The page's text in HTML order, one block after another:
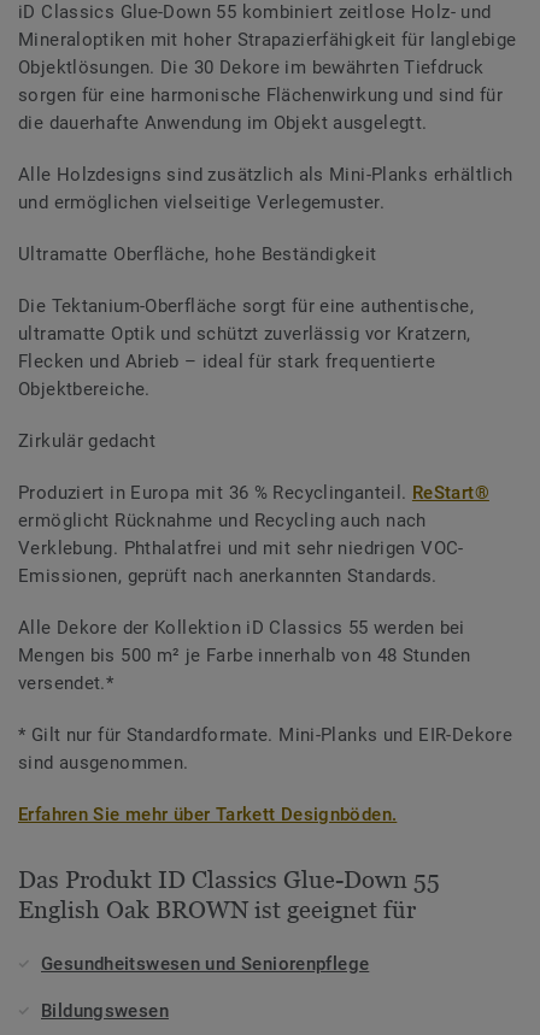
iD Classics Glue-Down 55 kombiniert zeitlose Holz- und
Mineraloptiken mit hoher Strapazierfähigkeit für langlebige
Objektlösungen. Die 30 Dekore im bewährten Tiefdruck
sorgen für eine harmonische Flächenwirkung und sind für
die dauerhafte Anwendung im Objekt ausgelegtt.
Alle Holzdesigns sind zusätzlich als Mini-Planks erhältlich
und ermöglichen vielseitige Verlegemuster.
Ultramatte Oberfläche, hohe Beständigkeit
Die Tektanium-Oberfläche sorgt für eine authentische,
ultramatte Optik und schützt zuverlässig vor Kratzern,
Flecken und Abrieb – ideal für stark frequentierte
Objektbereiche.
Zirkulär gedacht
Produziert in Europa mit 36 % Recyclinganteil. ReStart®
ermöglicht Rücknahme und Recycling auch nach
Verklebung. Phthalatfrei und mit sehr niedrigen VOC-
Emissionen, geprüft nach anerkannten Standards.
Alle Dekore der Kollektion iD Classics 55 werden bei
Mengen bis 500 m² je Farbe innerhalb von 48 Stunden
versendet.*
* Gilt nur für Standardformate. Mini-Planks und EIR-Dekore
sind ausgenommen.
Erfahren Sie mehr über Tarkett Designböden.
Das Produkt ID Classics Glue-Down 55
English Oak BROWN ist geeignet für
Gesundheitswesen und Seniorenpflege
Bildungswesen